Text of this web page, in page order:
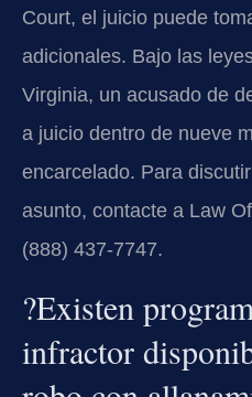
Court, el juicio puede
adicionales. Bajo las
Virginia, un acusado de
a juicio dentro de nueve
encarcelado. Para
asunto, contacte a Law
(888) 437-7747.
?Existen
infractor